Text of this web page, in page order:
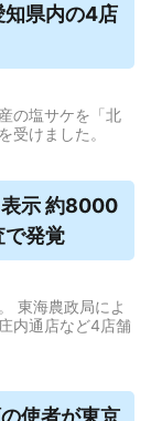
知県内の4店
の塩サケを「北
受けました。
表示 約8000
で発覚
東海農政局によ
内通店など4店舗
使者が東京